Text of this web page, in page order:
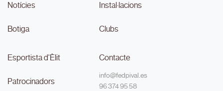
Notícies
Botiga
Instal·lacions
Clubs
Esportista d'Èlit
Patrocinadors
Contacte
info@fedpival.es
96 374 95 58